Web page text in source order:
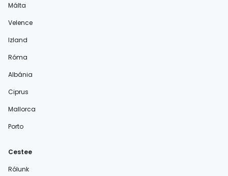
Málta
Velence
Izland
Róma
Albánia
Ciprus
Mallorca
Porto
Cestee
Rólunk